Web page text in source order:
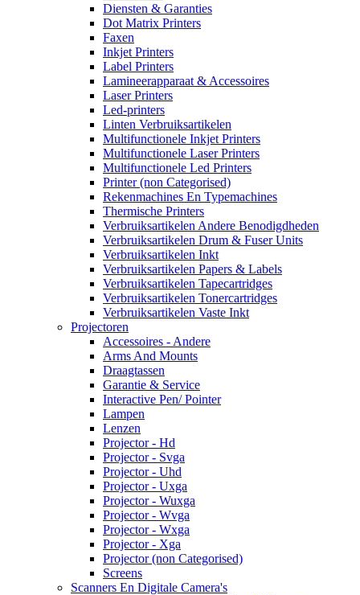
Diensten & Garanties
Dot Matrix Printers
Faxen
Inkjet Printers
Label Printers
Lamineerapparaat & Accessoires
Laser Printers
Led-printers
Linten Verbruiksartikelen
Multifunctionele Inkjet Printers
Multifunctionele Laser Printers
Multifunctionele Led Printers
Printer (non Categorised)
Rekenmachines En Typemachines
Thermische Printers
Verbruiksartikelen Andere Benodigdheden
Verbruiksartikelen Drum & Fuser Units
Verbruiksartikelen Inkt
Verbruiksartikelen Papers & Labels
Verbruiksartikelen Tapecartridges
Verbruiksartikelen Tonercartridges
Verbruiksartikelen Vaste Inkt
Projectoren
Accessoires - Andere
Arms And Mounts
Draagtassen
Garantie & Service
Interactive Pen/ Pointer
Lampen
Lenzen
Projector - Hd
Projector - Svga
Projector - Uhd
Projector - Uxga
Projector - Wuxga
Projector - Wvga
Projector - Wxga
Projector - Xga
Projector (non Categorised)
Screens
Scanners En Digitale Camera's